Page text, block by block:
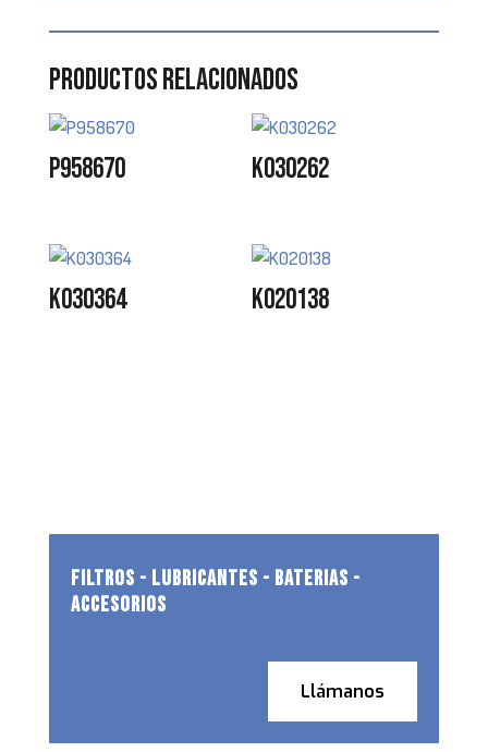
Productos relacionados
P958670 K030262
K030364 K020138
FILTROS - LUBRICANTES - BATERIAS -
ACCESORIOS
Llámanos